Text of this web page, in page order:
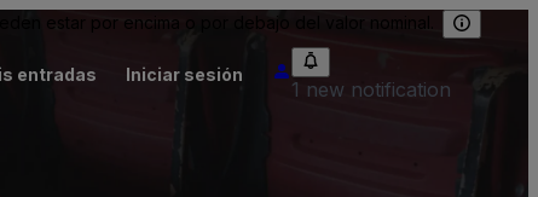
estar por encima o por debajo del valor nominal.
entradas Iniciar sesión
1 new notification